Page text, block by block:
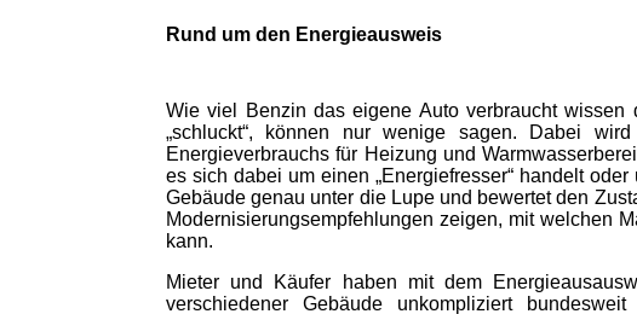
Rund um den Energieausweis
Wie viel Benzin das eigene Auto verbraucht
„schluckt“, können nur wenige sagen. Dabei
Energieverbrauchs für Heizung und
es sich dabei um einen „Energiefresser“ handelt
Gebäude genau unter die Lupe und bewertet den
Modernisierungsempfehlungen zeigen, mit welchen
kann.
Mieter und Käufer haben mit dem
verschiedener Gebäude unkompliziert